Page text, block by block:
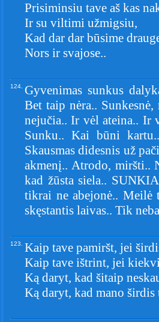
Prisiminsiu tave aš kas
Ir su viltimi užmigsiu,
Kad dar dar būsime
Nors ir svajose..
124. Gyvenimas sunkus
Bet taip nėra..
nejučia.. Ir vėl ateina.. Ir
Sunku.. Kai būni
Skausmas didesnis už
akmenį.. Atrodo, miršti..
kad žūsta siela..
tikrai ne abejonė.. Meilė
skęstantis laivas.. Tik
123. Kaip tave pamiršt, jei
Kaip tave ištrint, jei
Ką daryt, kad šitaip
Ką daryt, kad mano širdis